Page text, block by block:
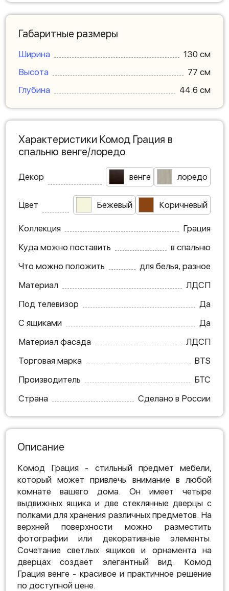
Габаритные размеры
Ширина
130 см
Высота
77 см
Глубина
44.6 см
Характеристики Комод Грация в
спальню венге/лоредо
Декор венге лоредо
Цвет Бежевый Коричневый
Коллекция
Грация
Куда можно поставить
в спальню
Что можно положить
для белья, разное
Материал
ЛДСП
Под телевизор
Да
С ящиками
Да
Материал фасада
ЛДСП
Торговая марка
BTS
Производитель
БТС
Страна
Сделано в России
Описание
Комод Грация - стильный предмет мебели,
который может привлечь внимание в любой
комнате вашего дома. Он имеет четыре
выдвижных ящика и две стеклянные дверцы с
полками для хранения различных предметов. На
верхней поверхности можно разместить
фотографии или декоративные элементы.
Сочетание светлых ящиков и орнамента на
дверцах создает элегантный вид. Комод
Грация венге - красивое и практичное решение
по доступной цене.